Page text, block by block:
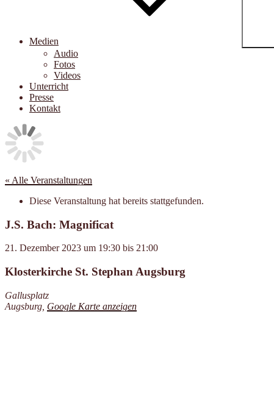
Medien
Audio
Fotos
Videos
Unterricht
Presse
Kontakt
« Alle Veranstaltungen
Diese Veranstaltung hat bereits stattgefunden.
J.S. Bach: Magnificat
21. Dezember 2023 um 19:30 bis 21:00
Klosterkirche St. Stephan Augsburg
Gallusplatz
Augsburg Google Karte anzeigen